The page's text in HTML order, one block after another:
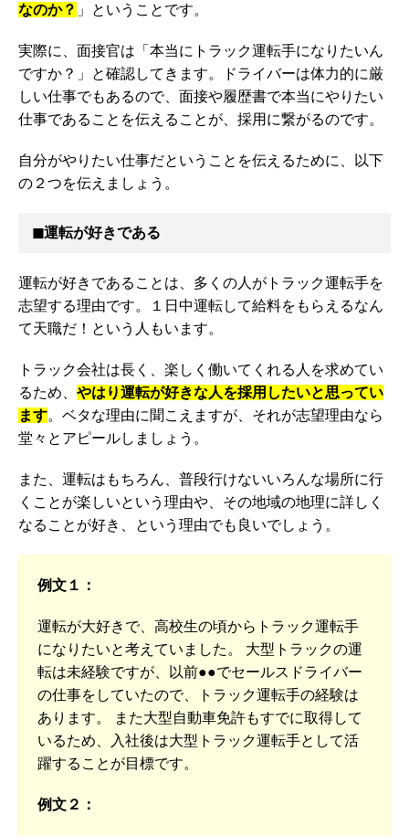
なのか？ 」ということです。
実際に、面接官は「本当にトラック運転手になりたいん
ですか？」と確認してきます。ドライバーは体力的に厳
しい仕事でもあるので、面接や履歴書で本当にやりたい
仕事であることを伝えることが、採用に繋がるのです。
自分がやりたい仕事だということを伝えるために、以下
の２つを伝えましょう。
◼︎運転が好きである
運転が好きであることは、多くの人がトラック運転手を
志望する理由です。１日中運転して給料をもらえるなん
て天職だ！という人もいます。
トラック会社は長く、楽しく働いてくれる人を求めてい
るため、 やはり運転が好きな人を採用したいと思ってい
ます。ベタな理由に聞こえますが、それが志望理由なら
堂々とアピールしましょう。
また、運転はもちろん、普段行けないいろんな場所に行
くことが楽しいという理由や、その地域の地理に詳しく
なることが好き、という理由でも良いでしょう。
例文１：
運転が大好きで、高校生の頃からトラック運転手
になりたいと考えていました。 大型トラックの運
転は未経験ですが、以前●●でセールスドライバー
の仕事をしていたので、トラック運転手の経験は
あります。 また大型自動車免許もすでに取得して
いるため、入社後は大型トラック運転手として活
躍することが目標です。
例文２：